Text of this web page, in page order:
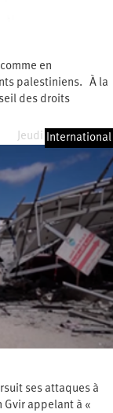
en
palestiniens. À la
des droits
Jeudi 9 juillet 2026
International
ses attaques à
Gvir appelant à «